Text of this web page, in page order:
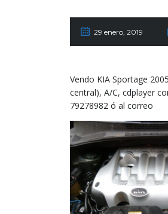
29 enero, 2019
Vendo KIA Sportage
central), A/C, cdplayer
79278982 ó al correo